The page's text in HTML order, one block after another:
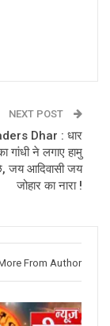
NEXT POST
Dhar : धार
गांधी ने लगाए हामु
जय आदिवासी जय
जोहार का नारा !
From Author